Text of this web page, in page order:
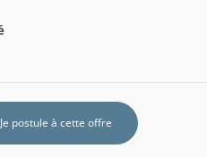
Je postule à cette offre